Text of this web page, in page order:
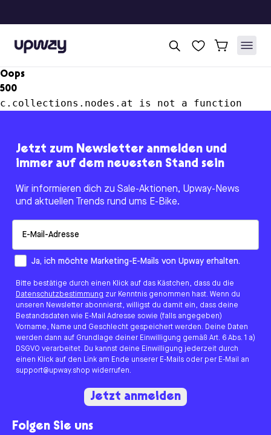
Upway
Oops
500
c.collections.nodes.at is not a function
Jetzt zum Newsletter anmelden und
immer auf dem neuesten Stand sein
Wir informieren dich zu Sale-Aktionen, Upway-News
und aktuellen Trends rund ums E-Bike.
How would you like to hear from us?
Ja, ich möchte Marketing-E-Mails von Upway erhalten.
Bitte bestätige durch einen Klick auf das Kästchen, dass du die
Datenschutzbestimmung zur Kenntnis genommen hast. Wenn du
unseren Newsletter abonnierst, willigst du damit ein, dass deine
Bestandsdaten wie E-Mail Adresse sowie (falls angegeben)
Vorname, Name und Geschlecht gespeichert werden. Deine Daten
werden dann auf Grundlage deiner Einwilligung gemäß Art. 6 Abs. 1 a)
DSGVO verarbeitet. Du kannst deine Einwilligung jederzeit durch
einen Klick auf den Link am Ende unserer E-Mails oder per E-Mail an
support@upway.shop widerrufen.
Jetzt anmelden
Folgen Sie uns